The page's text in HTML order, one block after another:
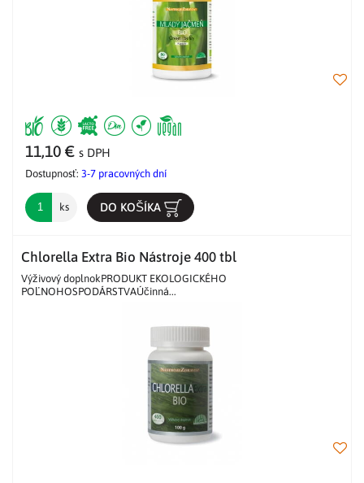
11,10 € s DPH
Dostupnosť: 3-7 pracovných dní
ks DO KOŠÍKA
Chlorella Extra Bio Nástroje 400 tbl
Výživový doplnokPRODUKT EKOLOGICKÉHO
POĽNOHOSPODÁRSTVAÚčinná...